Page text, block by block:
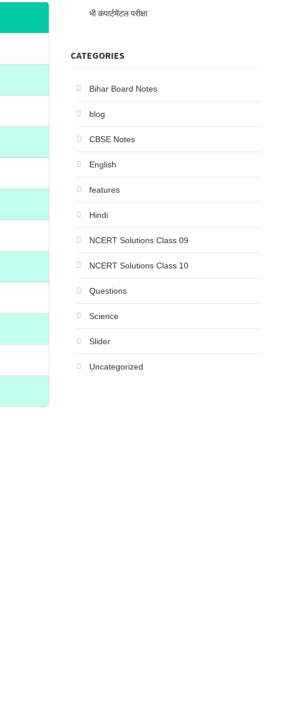
भी कंपार्टमेंटल परीक्षा
CATEGORIES
Bihar Board Notes
blog
CBSE Notes
English
features
Hindi
NCERT Solutions Class 09
NCERT Solutions Class 10
Questions
Science
Slider
Uncategorized